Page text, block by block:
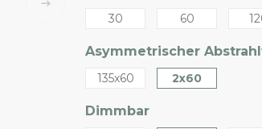
30 60
Asymmetrischer
135x60 2x60
Dimmbar